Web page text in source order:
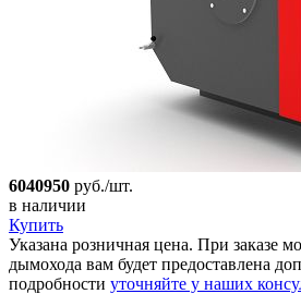
6040950 руб./шт.
в наличии
Купить
Указана розничная цена. При заказе
дымохода вам будет предоставлена
подробности уточняйте у наших